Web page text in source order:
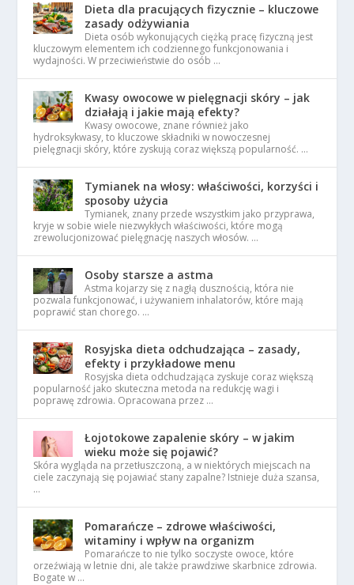
Dieta dla pracujących fizycznie – kluczowe
zasady odżywiania
Dieta osób wykonujących ciężką pracę fizyczną jest
kluczowym elementem ich codziennego funkcjonowania i
wydajności. W przeciwieństwie do osób …
Kwasy owocowe w pielęgnacji skóry – jak
działają i jakie mają efekty?
Kwasy owocowe, znane również jako
hydroksykwasy, to kluczowe składniki w nowoczesnej
pielęgnacji skóry, które zyskują coraz większą popularność. …
Tymianek na włosy: właściwości, korzyści i
sposoby użycia
Tymianek, znany przede wszystkim jako przyprawa,
kryje w sobie wiele niezwykłych właściwości, które mogą
zrewolucjonizować pielęgnację naszych włosów. …
Osoby starsze a astma
Astma kojarzy się z nagłą dusznością, która nie
pozwala funkcjonować, i używaniem inhalatorów, które mają
poprawić stan chorego. …
Rosyjska dieta odchudzająca – zasady,
efekty i przykładowe menu
Rosyjska dieta odchudzająca zyskuje coraz większą
popularność jako skuteczna metoda na redukcję wagi i
poprawę zdrowia. Opracowana przez …
Łojotokowe zapalenie skóry – w jakim
wieku może się pojawić?
Skóra wygląda na przetłuszczoną, a w niektórych miejscach na
ciele zaczynają się pojawiać stany zapalne? Istnieje duża szansa,
…
Pomarańcze – zdrowe właściwości,
witaminy i wpływ na organizm
Pomarańcze to nie tylko soczyste owoce, które
orzeźwiają w letnie dni, ale także prawdziwe skarbnice zdrowia.
Bogate w …